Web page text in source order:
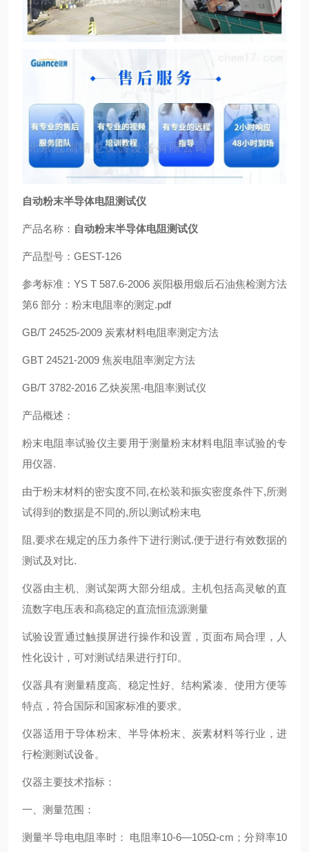
自动粉末半导体电阻测试仪
产品名称： 自动粉末半导体电阻测试仪
产品型号：GEST-126
参考标准：YS T 587.6-2006 炭阳极用煅后石油焦检测方法
第6 部分：粉末电阻率的测定.pdf
GB/T 24525-2009 炭素材料电阻率测定方法
GBT 24521-2009 焦炭电阻率测定方法
GB/T 3782-2016 乙炔炭黑-电阻率测试仪
产品概述：
粉末电阻率试验仪主要用于测量粉末材料电阻率试验的专
用仪器.
由于粉末材料的密实度不同,在松装和振实密度条件下,所测
试得到的数据是不同的,所以测试粉末电
阻,要求在规定的压力条件下进行测试.便于进行有效数据的
测试及对比.
仪器由主机、测试架两大部分组成。主机包括高灵敏的直
流数字电压表和高稳定的直流恒流源测量
试验设置通过触摸屏进行操作和设置，页面布局合理，人
性化设计，可对测试结果进行打印。
仪器具有测量精度高、稳定性好、结构紧凑、使用方便等
特点，符合国际和国家标准的要求。
仪器适用于导体粉末、半导体粉末、炭素材料等行业，进
行检测测试设备。
仪器主要技术指标：
一、测量范围：
测量半导电电阻率时： 电阻率10-6—105Ω-cm；分辩率10